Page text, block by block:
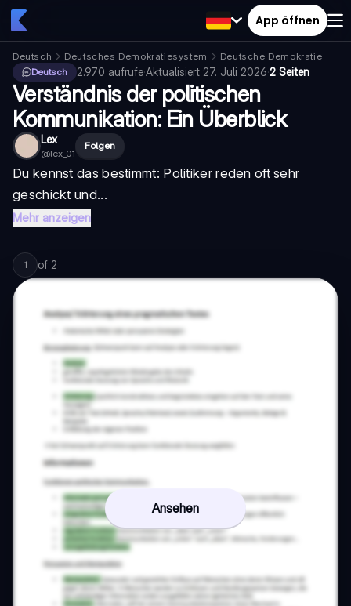
App öffnen
Deutsch Deutsches Demokratiesystem
Deutsche Demokratie
Deutsch
2.970 aufrufe·Aktualisiert 27. Juli 2026·2 Seiten
Verständnis der politischen
Kommunikation: Ein Überblick
Lex
@lex_01
Folgen
Du kennst das bestimmt: Politiker reden oft sehr
geschickt und...
Mehr anzeigen
1 of 2
Ansehen